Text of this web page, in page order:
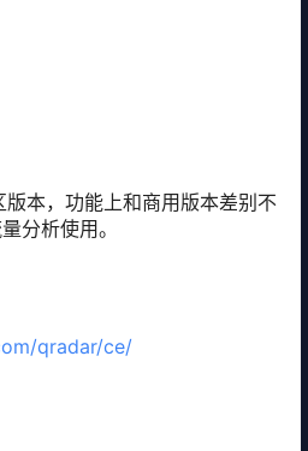
本，功能上和商用版本差别不
分析使用。
qradar/ce/